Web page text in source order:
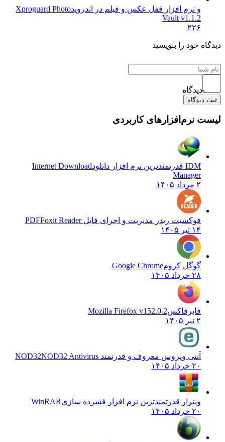
و نرم افزار قفل عکس و فیلم در اندرویدXproguard Photo
Vault v1.1.2
۲۲۶
دیدگاه خود را بنویسید
دیدگاه
ثبت دیدگاه
لیست نرم‌افزارهای کاربردی
IDM قدرتمندترین نرم افزار دانلود
Internet Download
Manager
۲ مرداد ۱۴۰۵
فوکسیت ریدر مدیریت و اجرای فایل PDFFoxit Reader
۱۴ تیر ۱۴۰۵
گوگل کرومGoogle Chrome
۲۸ خرداد ۱۴۰۵
فایرفاکسMozilla Firefox v152.0.2
۲ تیر ۱۴۰۵
آنتی ویروس معروف و قدرتمند NOD32 NOD32 Antivirus
۲۰ خرداد ۱۴۰۵
وینرار قدرتمندترین نرم افزار فشرده سازیWinRAR
۲۰ خرداد ۱۴۰۵